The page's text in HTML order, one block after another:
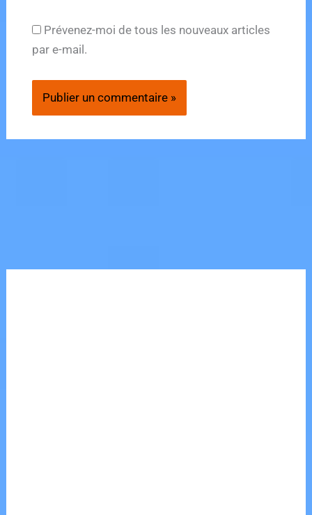
Prévenez-moi de tous les nouveaux articles
par e-mail.